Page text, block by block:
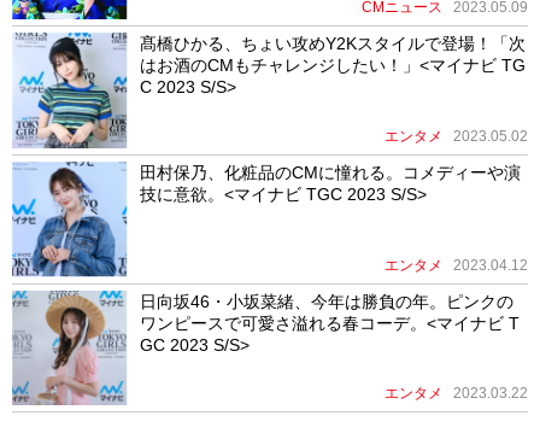
CMニュース 2023.05.09
髙橋ひかる、ちょい攻めY2Kスタイルで登場！「次
はお酒のCMもチャレンジしたい！」<マイナビ TG
C 2023 S/S>
エンタメ 2023.05.02
田村保乃、化粧品のCMに憧れる。コメディーや演
技に意欲。<マイナビ TGC 2023 S/S>
エンタメ 2023.04.12
日向坂46・小坂菜緒、今年は勝負の年。ピンクの
ワンピースで可愛さ溢れる春コーデ。<マイナビ T
GC 2023 S/S>
エンタメ 2023.03.22